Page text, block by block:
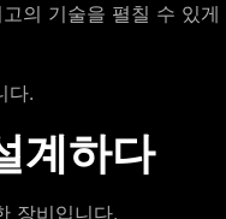
의 기술을 펼칠 수 있
다.
계하다
장비입니다.